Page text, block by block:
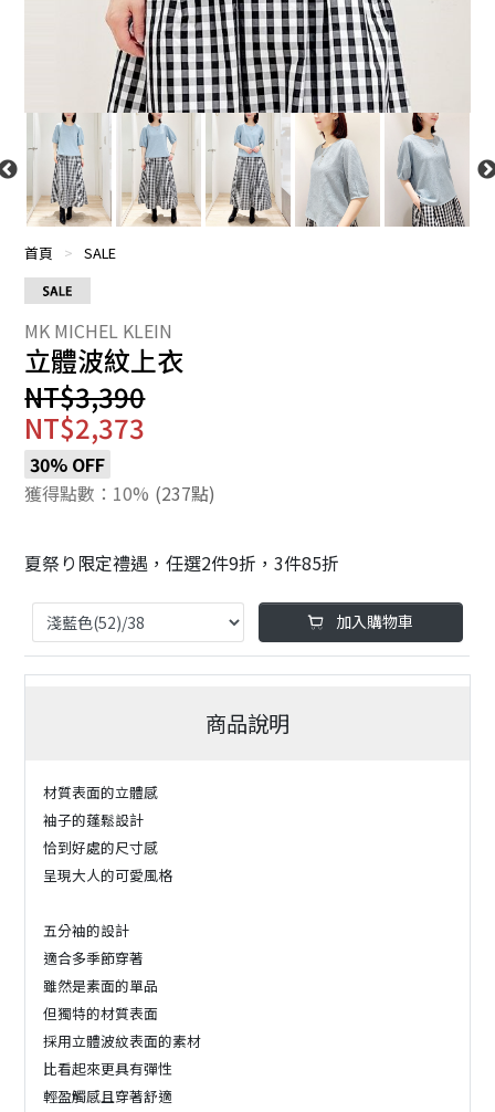
首頁 > SALE
立體波紋上衣
NT$3,390
NT$2,373
30% OFF
獲得點數：10% (237點)
夏祭り限定禮遇，任選2件9折，3件85折
加入購物車
商品說明
材質表面的立體感
袖子的蓬鬆設計
恰到好處的尺寸感
呈現大人的可愛風格
五分袖的設計
適合多季節穿著
雖然是素面的單品
但獨特的材質表面
採用立體波紋表面的素材
比看起來更具有彈性
輕盈觸感且穿著舒適